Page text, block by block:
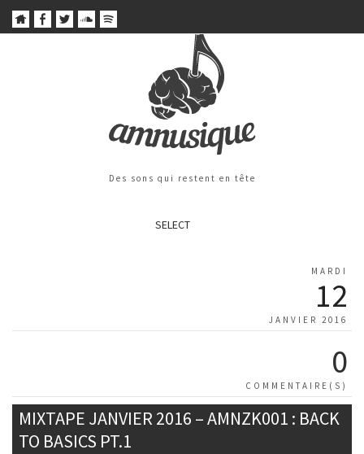
Des sons qui restent en tête
SELECT
MARDI
12
JANVIER 2016
0
COMMENTAIRE(S)
MIXTAPE JANVIER 2016 – AMNZK001 : BACK
TO BASICS PT.1